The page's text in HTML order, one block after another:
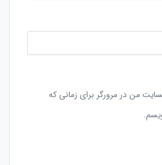
من در مرورگر برای زمانی که